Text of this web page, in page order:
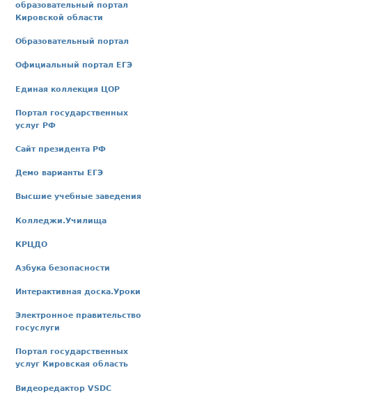
образовательный портал
Кировской области
Образовательный портал
Официальный портал ЕГЭ
Единая коллекция ЦОР
Портал государственных
услуг РФ
Сайт президента РФ
Демо варианты ЕГЭ
Высшие учебные заведения
Колледжи.Училища
КРЦДО
Азбука безопасности
Интерактивная доска.Уроки
Электронное правительство
госуслуги
Портал государственных
услуг Кировская область
Видеоредактор VSDC